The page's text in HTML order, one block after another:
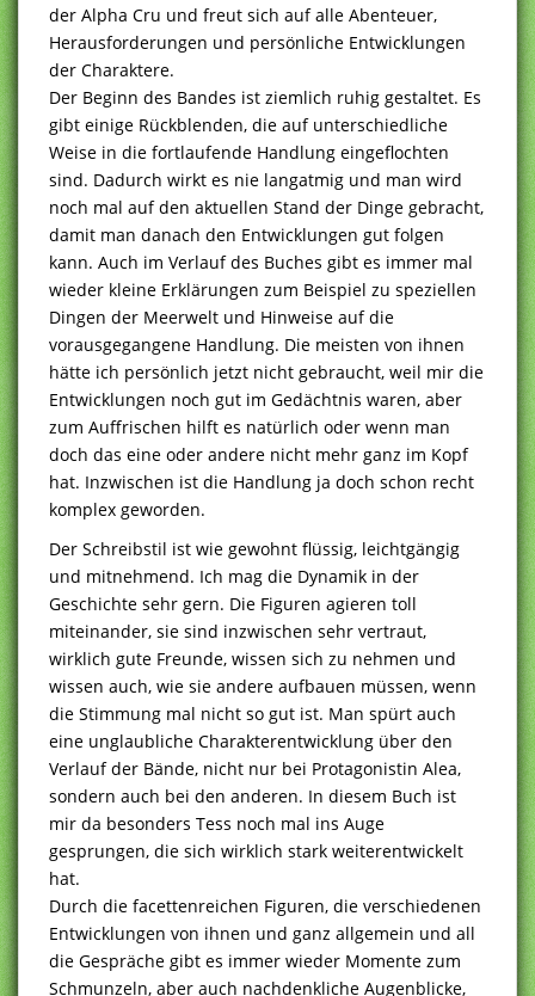
der Alpha Cru und freut sich auf alle Abenteuer,
Herausforderungen und persönliche Entwicklungen
der Charaktere.
Der Beginn des Bandes ist ziemlich ruhig gestaltet. Es
gibt einige Rückblenden, die auf unterschiedliche
Weise in die fortlaufende Handlung eingeflochten
sind. Dadurch wirkt es nie langatmig und man wird
noch mal auf den aktuellen Stand der Dinge gebracht,
damit man danach den Entwicklungen gut folgen
kann. Auch im Verlauf des Buches gibt es immer mal
wieder kleine Erklärungen zum Beispiel zu speziellen
Dingen der Meerwelt und Hinweise auf die
vorausgegangene Handlung. Die meisten von ihnen
hätte ich persönlich jetzt nicht gebraucht, weil mir die
Entwicklungen noch gut im Gedächtnis waren, aber
zum Auffrischen hilft es natürlich oder wenn man
doch das eine oder andere nicht mehr ganz im Kopf
hat. Inzwischen ist die Handlung ja doch schon recht
komplex geworden.
Der Schreibstil ist wie gewohnt flüssig, leichtgängig
und mitnehmend. Ich mag die Dynamik in der
Geschichte sehr gern. Die Figuren agieren toll
miteinander, sie sind inzwischen sehr vertraut,
wirklich gute Freunde, wissen sich zu nehmen und
wissen auch, wie sie andere aufbauen müssen, wenn
die Stimmung mal nicht so gut ist. Man spürt auch
eine unglaubliche Charakterentwicklung über den
Verlauf der Bände, nicht nur bei Protagonistin Alea,
sondern auch bei den anderen. In diesem Buch ist
mir da besonders Tess noch mal ins Auge
gesprungen, die sich wirklich stark weiterentwickelt
hat.
Durch die facettenreichen Figuren, die verschiedenen
Entwicklungen von ihnen und ganz allgemein und all
die Gespräche gibt es immer wieder Momente zum
Schmunzeln, aber auch nachdenkliche Augenblicke,